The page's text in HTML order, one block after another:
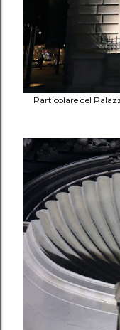
Particolare del